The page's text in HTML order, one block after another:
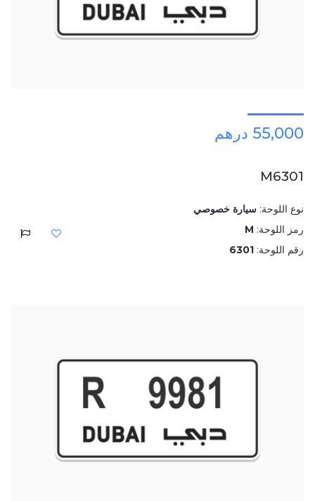
55,000 درهم
M6301
نوع اللوحة: سيارة خصوصي
رمز اللوحة: M
رقم اللوحة: 6301